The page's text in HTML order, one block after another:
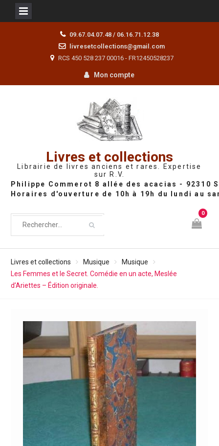
09.67.04.07.48 / 06.16.71.12.38
livresetcollections@gmail.com
RCS 450 528 237 00016 - FR12450528237
Mon compte
Livres et collections
Librairie de livres anciens et rares. Expertise
sur R.V.
0
Livres et collections Musique
Musique
Les Femmes et le Secret. Comédie en un acte, Meslée
d’Ariettes – Édition originale.